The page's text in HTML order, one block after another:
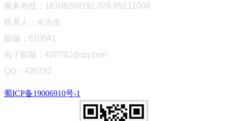
服务热线：18108269192 028-85111008
联系人：余先生
邮编：610041
电子邮箱：420792@qq.com
QQ：420792
蜀ICP备19006910号-1